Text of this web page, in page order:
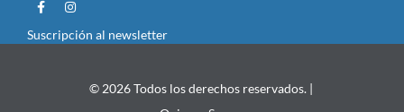
Suscripción al newsletter
© 2026 Todos los derechos reservados. |